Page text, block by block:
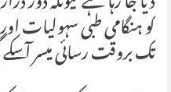
کو ہنگامی طبی
تک بروقت رسائی میسر آ